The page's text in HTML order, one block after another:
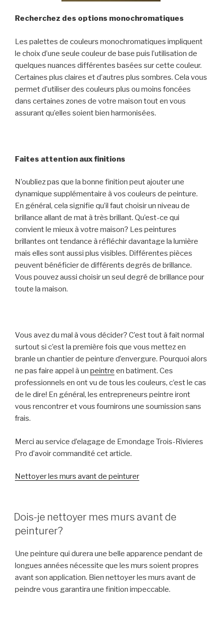
Recherchez des options monochromatiques
Les palettes de couleurs monochromatiques impliquent
le choix d’une seule couleur de base puis l’utilisation de
quelques nuances différentes basées sur cette couleur.
Certaines plus claires et d’autres plus sombres. Cela vous
permet d’utiliser des couleurs plus ou moins foncées
dans certaines zones de votre maison tout en vous
assurant qu’elles soient bien harmonisées.
Faites attention aux finitions
N’oubliez pas que la bonne finition peut ajouter une
dynamique supplémentaire à vos couleurs de peinture.
En général, cela signifie qu’il faut choisir un niveau de
brillance allant de mat à très brillant. Qu’est-ce qui
convient le mieux à votre maison? Les peintures
brillantes ont tendance à réfléchir davantage la lumière
mais elles sont aussi plus visibles. Différentes pièces
peuvent bénéficier de différents degrés de brillance.
Vous pouvez aussi choisir un seul degré de brillance pour
toute la maison.
Vous avez du mal à vous décider? C’est tout à fait normal
surtout si c’est la première fois que vous mettez en
branle un chantier de peinture d’envergure. Pourquoi alors
ne pas faire appel à un peintre en batiment. Ces
professionnels en ont vu de tous les couleurs, c’est le cas
de le dire! En général, les entrepreneurs peintre iront
vous rencontrer et vous fournirons une soumission sans
frais.
Merci au service d’elagage de Emondage Trois-Rivieres
Pro d’avoir commandité cet article.
Nettoyer les murs avant de peinturer
POSTED
ON
Dois-je nettoyer mes murs avant de
peinturer?
Une peinture qui durera une belle apparence pendant de
longues années nécessite que les murs soient propres
avant son application. Bien nettoyer les murs avant de
peindre vous garantira une finition impeccable.